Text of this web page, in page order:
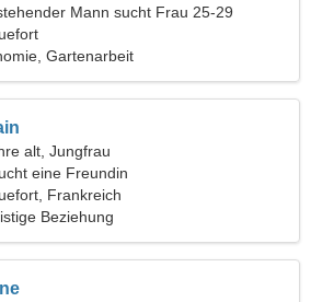
Mann sucht Frau 25-29
Gartenarbeit
alt, Jungfrau
eine Freundin
Frankreich
Beziehung